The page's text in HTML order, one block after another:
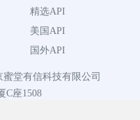
精选API
美国API
国外API
蜜堂有信科技有限公司
C座1508